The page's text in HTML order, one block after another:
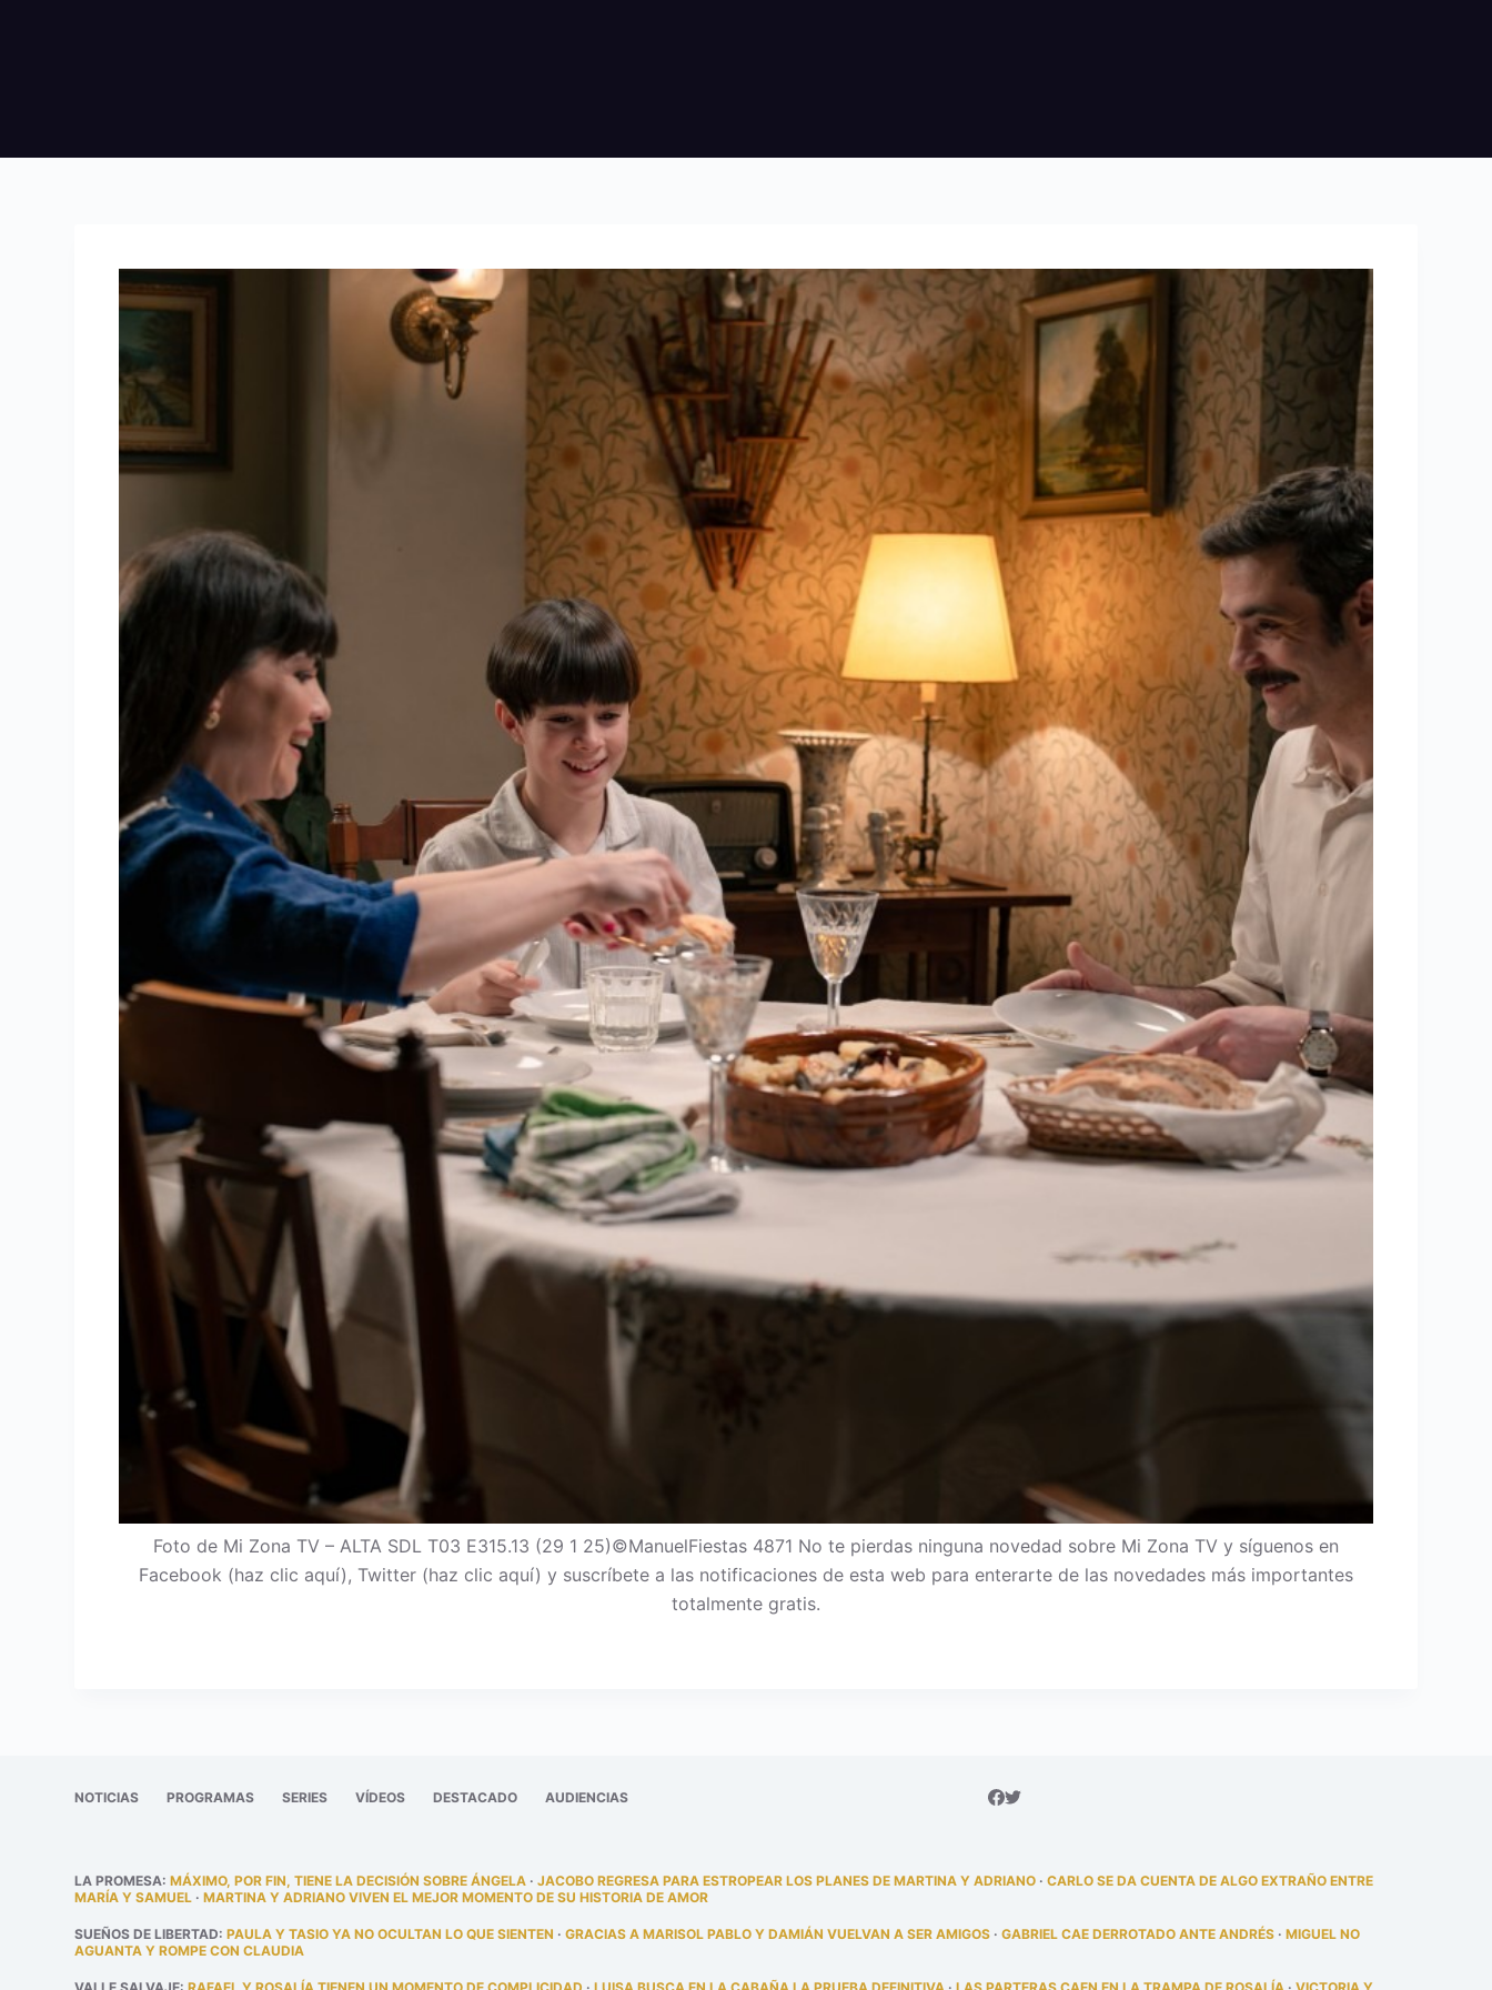
Foto de Mi Zona TV – ALTA SDL T03 E315.13 (29 1 25)©ManuelFiestas 4871 No te pierdas ninguna novedad sobre Mi Zona TV y síguenos en
Facebook (haz clic aquí), Twitter (haz clic aquí) y suscríbete a las notificaciones de esta web para enterarte de las novedades más importantes
totalmente gratis.
NOTICIAS PROGRAMAS SERIES VÍDEOS DESTACADO AUDIENCIAS
LA PROMESA:MÁXIMO, POR FIN, TIENE LA DECISIÓN SOBRE ÁNGELA ·JACOBO REGRESA PARA ESTROPEAR LOS PLANES DE MARTINA Y ADRIANO ·CARLO SE DA CUENTA DE ALGO EXTRAÑO ENTRE
MARÍA Y SAMUEL ·MARTINA Y ADRIANO VIVEN EL MEJOR MOMENTO DE SU HISTORIA DE AMOR
SUEÑOS DE LIBERTAD:PAULA Y TASIO YA NO OCULTAN LO QUE SIENTEN ·GRACIAS A MARISOL PABLO Y DAMIÁN VUELVAN A SER AMIGOS ·GABRIEL CAE DERROTADO ANTE ANDRÉS ·MIGUEL NO
AGUANTA Y ROMPE CON CLAUDIA